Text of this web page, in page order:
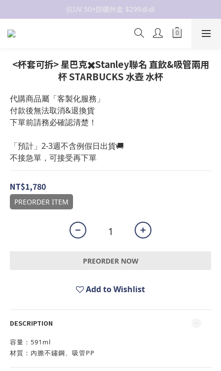
抗UV 50+防曬外套 $299🧊🧊
抗UV 50+防曬外套 $299🧊🧊
抗UV 50+防曬外套 $299🧊🧊
<杯套可拆> 星巴克✖️Stanley聯名 直飲&吸管兩用
杯 STARBUCKS 水壺 水杯
代購商品屬「客製化服務」
付款後無法取消&退換貨
下單前請務必確認清楚！
「預計」2-3週不含例假日出貨🚚
不接急單，可接受再下單
NT$1,780
PREORDER ITEM
PREORDER NOW
Add to Wishlist
DESCRIPTION
容量：591ml
材質：內膽不鏽鋼、吸管PP